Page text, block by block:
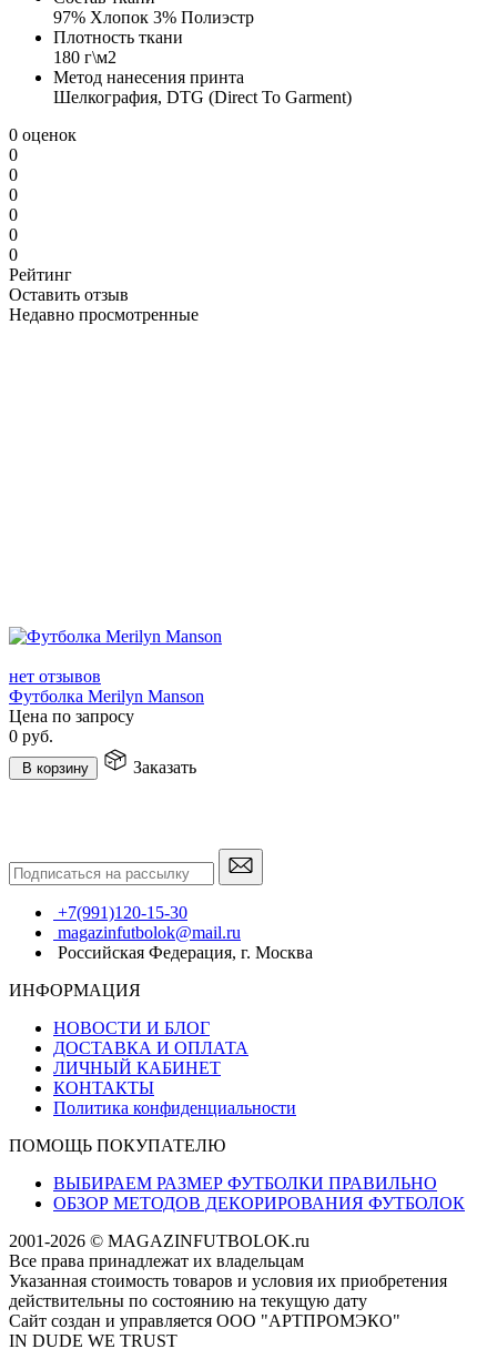
97% Хлопок 3% Полиэстр
Плотность ткани
180 г\м2
Метод нанесения принта
Шелкография, DTG (Direct To Garment)
0 оценок
0
0
0
0
0
0
Рейтинг
Оставить отзыв
Недавно просмотренные
нет отзывов
Футболка Merilyn Manson
Цена по запросу
0 руб.
В корзину Заказать
+7(991)120-15-30
magazinfutbolok@mail.ru
Российская Федерация, г. Москва
ИНФОРМАЦИЯ
НОВОСТИ И БЛОГ
ДОСТАВКА И ОПЛАТА
ЛИЧНЫЙ КАБИНЕТ
КОНТАКТЫ
Политика конфиденциальности
ПОМОЩЬ ПОКУПАТЕЛЮ
ВЫБИРАЕМ РАЗМЕР ФУТБОЛКИ ПРАВИЛЬНО
ОБЗОР МЕТОДОВ ДЕКОРИРОВАНИЯ ФУТБОЛОК
2001-2026 © MAGAZINFUTBOLOK.ru
Все права принадлежат их владельцам
Указанная стоимость товаров и условия их приобретения
действительны по состоянию на текущую дату
Сайт создан и управляется ООО "АРТПРОМЭКО"
IN DUDE WE TRUST